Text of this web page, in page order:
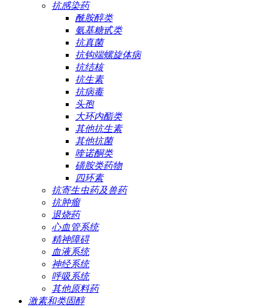
抗感染药
酰胺醇类
氨基糖甙类
抗真菌
抗钩端螺旋体病
抗结核
抗生素
抗病毒
头孢
大环内酯类
其他抗生素
其他抗菌
喹诺酮类
磺胺类药物
四环素
抗寄生虫药及兽药
抗肿瘤
退烧药
心血管系统
精神障碍
血液系统
神经系统
呼吸系统
其他原料药
激素和类固醇